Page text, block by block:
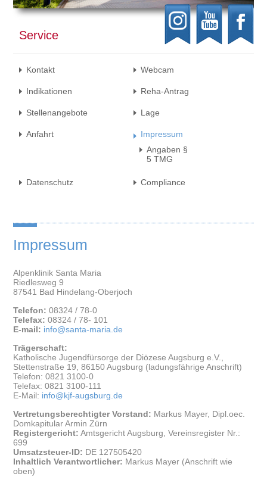
Service
Kontakt Webcam
Indikationen Reha-Antrag
Stellenangebote Lage
Anfahrt
Impressum
Angaben §
5 TMG
Datenschutz Compliance
Impressum
Alpenklinik Santa Maria
Riedlesweg 9
87541 Bad Hindelang-Oberjoch
Telefon: 08324 / 78-0
Telefax: 08324 / 78- 101
E-mail: info@santa-maria.de
Trägerschaft:
Katholische Jugendfürsorge der Diözese Augsburg e.V.,
Stettenstraße 19, 86150 Augsburg (ladungsfährige Anschrift)
Telefon: 0821 3100-0
Telefax: 0821 3100-111
E-Mail: info@kjf-augsburg.de
Vertretungsberechtigter Vorstand: Markus Mayer, Dipl.oec.
Domkapitular Armin Zürn
Registergericht: Amtsgericht Augsburg, Vereinsregister Nr.:
699
Umsatzsteuer-ID: DE 127505420
Inhaltlich Verantwortlicher: Markus Mayer (Anschrift wie
oben)